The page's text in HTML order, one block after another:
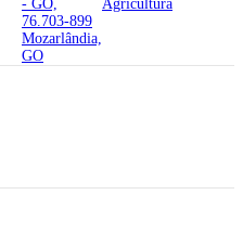
- GO,
76.703-899
Mozarlândia,
GO
Agricultura